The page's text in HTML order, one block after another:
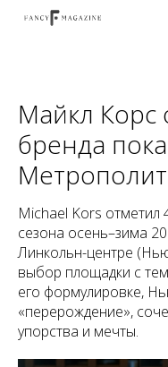
Майкл Корс
бренда
Michael Kors отметил
сезона осень–зима
Линкольн-центре
выбор площадки с
его формулировке,
«перерождение»,
упорства и мечты.